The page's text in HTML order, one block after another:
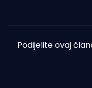
Podijelite ovaj